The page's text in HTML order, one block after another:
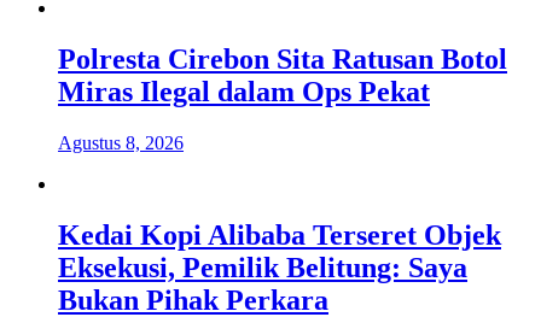
Polresta Cirebon Sita Ratusan Botol
Miras Ilegal dalam Ops Pekat
Agustus 8, 2026
Kedai Kopi Alibaba Terseret Objek
Eksekusi, Pemilik Belitung: Saya
Bukan Pihak Perkara